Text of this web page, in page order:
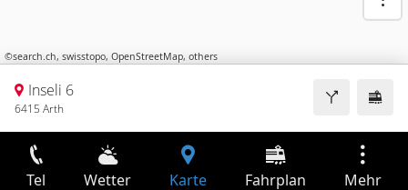
©search.ch, swisstopo, OpenStreetMap, others
Inseli 6
6415 Arth
Tel Wetter Karte Fahrplan Mehr